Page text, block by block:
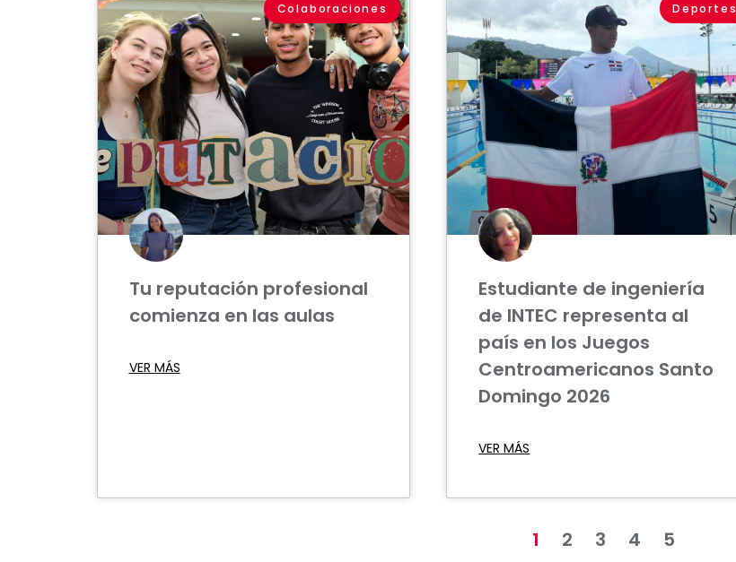
Colaboraciones
Tu reputación profesional
comienza en las aulas
VER MÁS
Deportes
Estudiante de ingeniería
de INTEC representa al
país en los Juegos
Centroamericanos Santo
Domingo 2026
VER MÁS
1 2 3 4 5